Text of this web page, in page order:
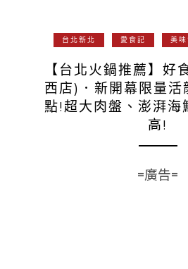
台北新北 愛食記 美
【台北火鍋推薦】好
西店)．新開幕限量
點!超大肉盤、澎湃海
高!
=廣告=